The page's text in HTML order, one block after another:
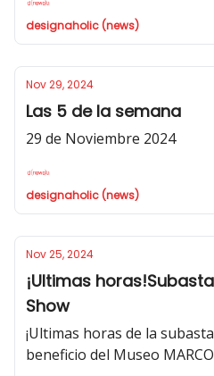
designaholic (news)
Nov 29, 2024
Las 5 de la semana
29 de Noviembre 2024
designaholic (news)
Nov 25, 2024
¡Ultimas
Show
¡Ultimas horas de la
beneficio del Museo